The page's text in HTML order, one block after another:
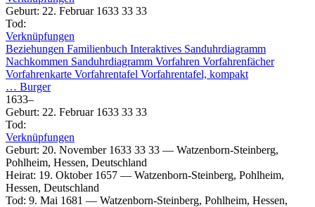
Geburt: 22. Februar 1633 33 33
Tod:
Verknüpfungen
Beziehungen Familienbuch Interaktives Sanduhrdiagramm
Nachkommen Sanduhrdiagramm Vorfahren Vorfahrenfächer
Vorfahrenkarte Vorfahrentafel Vorfahrentafel, kompakt
… Burger
1633–
Geburt: 22. Februar 1633 33 33
Tod:
Verknüpfungen
Geburt: 20. November 1633 33 33 — Watzenborn-Steinberg,
Pohlheim, Hessen, Deutschland
Heirat: 19. Oktober 1657 — Watzenborn-Steinberg, Pohlheim,
Hessen, Deutschland
Tod: 9. Mai 1681 — Watzenborn-Steinberg, Pohlheim, Hessen,